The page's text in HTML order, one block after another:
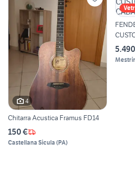
4
Chitarra Acustica Framus FD14
150 €
Castellana Sicula (PA)
TONO